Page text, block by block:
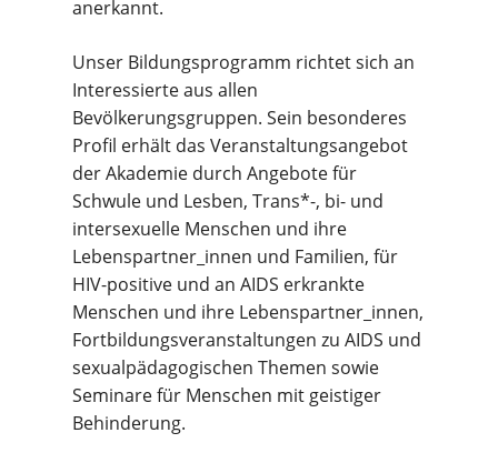
anerkannt.
Unser Bildungsprogramm richtet sich an
Interessierte aus allen
Bevölkerungsgruppen. Sein besonderes
Profil erhält das Veranstaltungsangebot
der Akademie durch Angebote für
Schwule und Lesben, Trans*-, bi- und
intersexuelle Menschen und ihre
Lebenspartner_innen und Familien, für
HIV-positive und an AIDS erkrankte
Menschen und ihre Lebenspartner_innen,
Fortbildungsveranstaltungen zu AIDS und
sexualpädagogischen Themen sowie
Seminare für Menschen mit geistiger
Behinderung.